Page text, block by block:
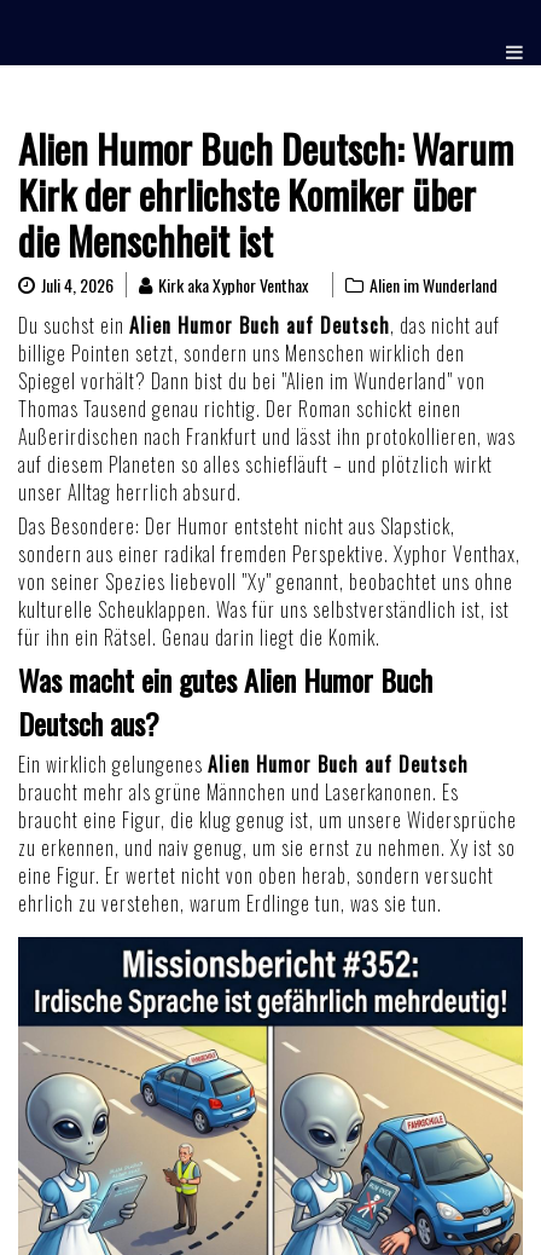
content
Alien Humor Buch Deutsch: Warum
Kirk der ehrlichste Komiker über
die Menschheit ist
Juli 4, 2026 Kirk aka Xyphor Venthax Alien im Wunderland
Du suchst ein Alien Humor Buch auf Deutsch, das nicht auf
billige Pointen setzt, sondern uns Menschen wirklich den
Spiegel vorhält? Dann bist du bei "Alien im Wunderland" von
Thomas Tausend genau richtig. Der Roman schickt einen
Außerirdischen nach Frankfurt und lässt ihn protokollieren, was
auf diesem Planeten so alles schiefläuft – und plötzlich wirkt
unser Alltag herrlich absurd.
Das Besondere: Der Humor entsteht nicht aus Slapstick,
sondern aus einer radikal fremden Perspektive. Xyphor Venthax,
von seiner Spezies liebevoll "Xy" genannt, beobachtet uns ohne
kulturelle Scheuklappen. Was für uns selbstverständlich ist, ist
für ihn ein Rätsel. Genau darin liegt die Komik.
Was macht ein gutes Alien Humor Buch
Deutsch aus?
Ein wirklich gelungenes Alien Humor Buch auf Deutsch
braucht mehr als grüne Männchen und Laserkanonen. Es
braucht eine Figur, die klug genug ist, um unsere Widersprüche
zu erkennen, und naiv genug, um sie ernst zu nehmen. Xy ist so
eine Figur. Er wertet nicht von oben herab, sondern versucht
ehrlich zu verstehen, warum Erdlinge tun, was sie tun.